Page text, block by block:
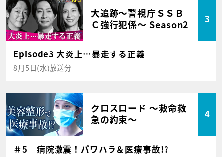
大追跡～警視庁ＳＳＢ
Ｃ強行犯係～ Season2
3
Episode3 大炎上…暴走する正義
8月5日(水)放送分
クロスロード ～救命救
急の約束～
4
＃5 病院激震！パワハラ＆医療事故!?